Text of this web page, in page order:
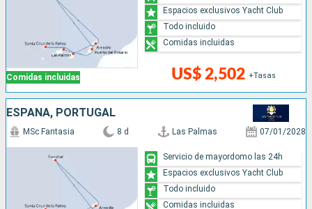
Comidas incluidas US$ 2,502 +Tasas
Espacios exclusivos Yacht Club
Todo incluido
Comidas incluidas
ESPAÑA, PORTUGAL
MSc Fantasia 8 d Las Palmas 07/01/2028
Servicio de mayordomo las 24h
Espacios exclusivos Yacht Club
Todo incluido
Comidas incluidas